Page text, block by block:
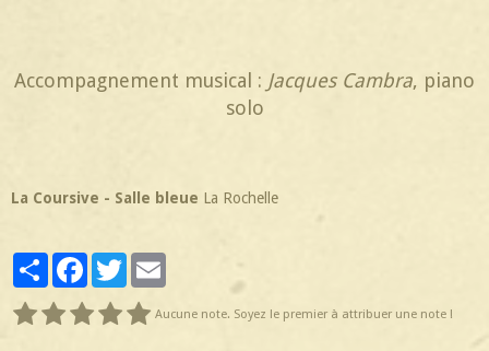
Accompagnement musical : Jacques Cambra, piano
solo
La Coursive - Salle bleue La Rochelle
PartagerFacebookTwitter
Aucune note. Soyez le premier à attribuer une note !